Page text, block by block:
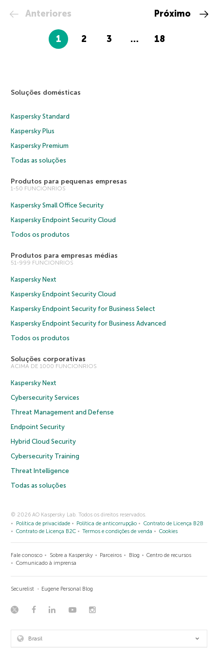
Anteriores
1 2 3 … 18
Próximo
Soluções domésticas
Kaspersky Standard
Kaspersky Plus
Kaspersky Premium
Todas as soluções
Produtos para pequenas empresas
1-50 FUNCIONRIOS
Kaspersky Small Office Security
Kaspersky Endpoint Security Cloud
Todos os produtos
Produtos para empresas médias
51-999 FUNCIONRIOS
Kaspersky Next
Kaspersky Endpoint Security Cloud
Kaspersky Endpoint Security for Business Select
Kaspersky Endpoint Security for Business Advanced
Todos os produtos
Soluções corporativas
ACIMA DE 1000 FUNCIONRIOS
Kaspersky Next
Cybersecurity Services
Threat Management and Defense
Endpoint Security
Hybrid Cloud Security
Cybersecurity Training
Threat Intelligence
Todas as soluções
© 2026 AO Kaspersky Lab. Todos os direitos reservados.
Política de privacidade
Política de anticorrupção
Contrato de Licença B2B
Contrato de Licença B2C
Termos e condições de venda Cookies
Fale conosco Sobre a Kaspersky Parceiros Blog
Centro de recursos
Comunicado à imprensa
Securelist Eugene Personal Blog
Brasil